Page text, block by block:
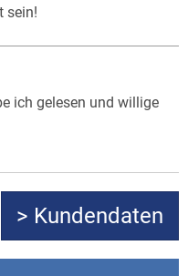
sein!
ich gelesen und willige